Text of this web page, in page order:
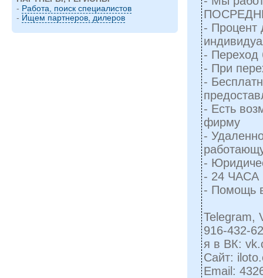
- Работа, поиск специалистов
- Ищем партнеров, дилеров
- Процент
- Переход
- При
-
- Есть
фирму
-
-
- 24 ЧАСА
- Помощь
Telegram,
916-432-
я в ВК:
Сайт:
Email: